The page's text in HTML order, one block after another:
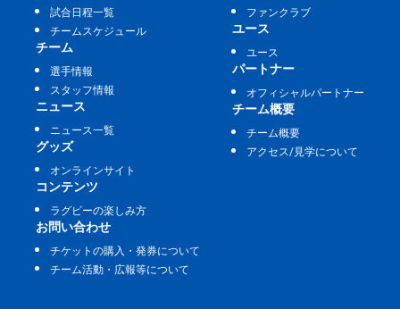
試合日程一覧
チームスケジュール
チーム
選手情報
スタッフ情報
ニュース
ニュース一覧
グッズ
オンラインサイト
ファンクラブ
ユース
ユース
パートナー
オフィシャルパートナー
チーム概要
チーム概要
アクセス/見学について
コンテンツ
ラグビーの楽しみ方
お問い合わせ
チケットの購入・発券について
チーム活動・広報等について